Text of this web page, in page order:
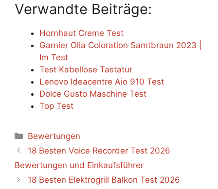
Verwandte Beiträge:
Hornhaut Creme Test
Garnier Olia Coloration Samtbraun 2023 |
Im Test
Test Kabellose Tastatur
Lenovo Ideacentre Aio 910 Test
Dolce Gusto Maschine Test
Top Test
Categories
Bewertungen
18 Besten Voice Recorder Test 2026
Bewertungen und Einkaufsführer
18 Besten Elektrogrill Balkon Test 2026